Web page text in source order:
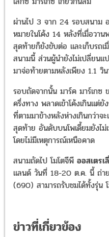
ผ่านไป 3 จาก 24 รอบสนาม
หมายในโค้ง 14 หลังที่เมื่อวา
สุดท้ายก็ยังขับต่อ และเก็บรถเ
สนามนี้ ส่วนผู้นำยังไม่เปลี่ยน
มาจ่อท้ายตามหลังเพียง 1.1 วิ
รอบถัดจากนั้น มาร์ค มาร์เกซ
ครึ่งทาง พลาดเข้าโค้งเกินแต่
ที่ตามมาข้างหลังห่างเกินกว่าจ
สุดท้าย อันดับบนโพเดี้ยมยังไม่
โดยไม่มีเหตุการณ์เหนือคาด
สนามถัดไปโมโตจีพี ออสเตรเ
แลนด์ วันที่ 18-20 ต.ค. นี้ ถ่า
(690) สามารถรับชมได้ทั้งรุ่น
ข่าวที่เกี่ยวข้อง